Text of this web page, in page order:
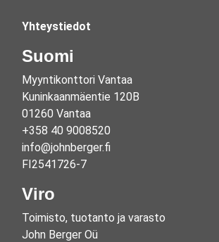
Yhteystiedot
Suomi
Myyntikonttori Vantaa
Kuninkaanmäentie 120B
01260 Vantaa
+358 40 9008520
info@johnberger.fi
FI2541726-7
Viro
Toimisto, tuotanto ja varasto
John Berger Oü